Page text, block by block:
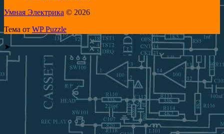
Умная Электрика © 2026
Тема от WP Puzzle
➤